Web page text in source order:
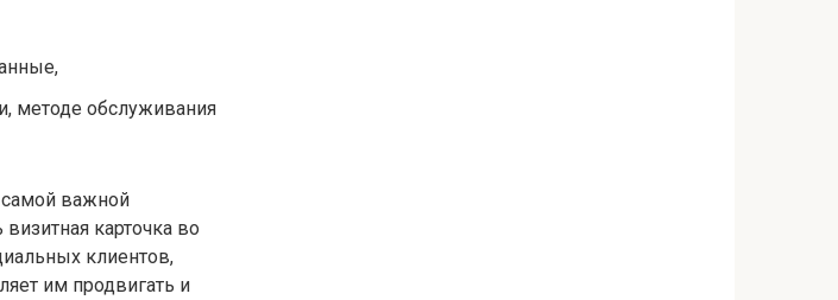
методе обслуживания
важной
карточка во
клиентов,
им продвигать и